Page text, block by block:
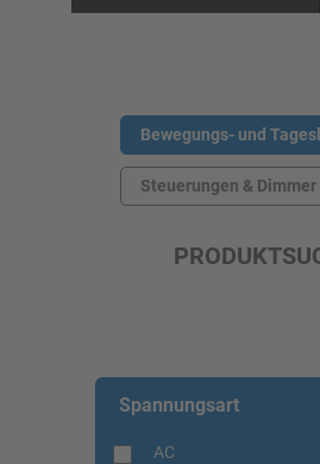
Bewegungs- und
Steuerungen & Dimmer
Spannungsart
AC